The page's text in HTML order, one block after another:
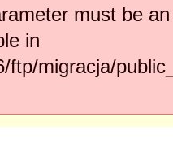
must be
in
ftp/migracja/